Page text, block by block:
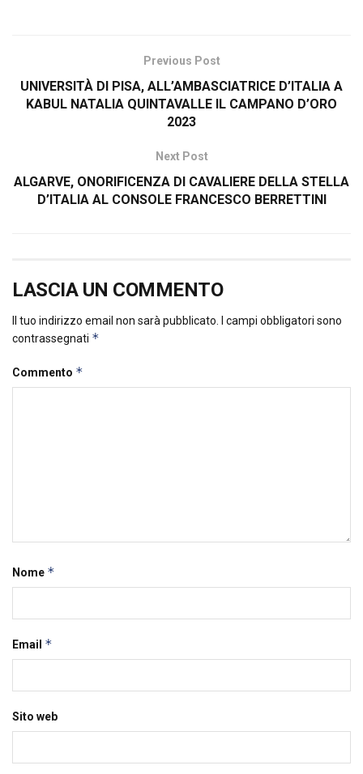
Previous Post
UNIVERSITÀ DI PISA, ALL’AMBASCIATRICE D’ITALIA A
KABUL NATALIA QUINTAVALLE IL CAMPANO D’ORO
2023
Next Post
ALGARVE, ONORIFICENZA DI CAVALIERE DELLA STELLA
D’ITALIA AL CONSOLE FRANCESCO BERRETTINI
LASCIA UN COMMENTO
Il tuo indirizzo email non sarà pubblicato.
I campi obbligatori sono
contrassegnati *
Commento *
Nome *
Email *
Sito web